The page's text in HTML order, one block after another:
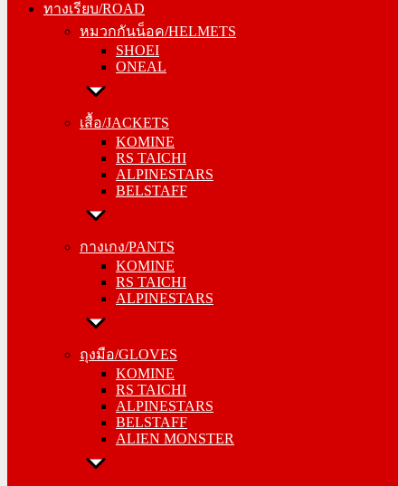
ทางเรียบ/ROAD
หมวกกันน็อค/HELMETS
SHOEI
ONEAL
เสื้อ/JACKETS
KOMINE
RS TAICHI
ALPINESTARS
BELSTAFF
กางเกง/PANTS
KOMINE
RS TAICHI
ALPINESTARS
ถุงมือ/GLOVES
KOMINE
RS TAICHI
ALPINESTARS
BELSTAFF
ALIEN MONSTER
หมวกกันน็อค/HELMETS
SHOEI
ONEAL
KOMINE
RS TAICHI
ALPINESTARS
BELSTAFF
KOMINE
RS TAICHI
ALPINESTARS
KOMINE
RS TAICHI
ALPINESTARS
BELSTAFF
ALIEN MONSTER